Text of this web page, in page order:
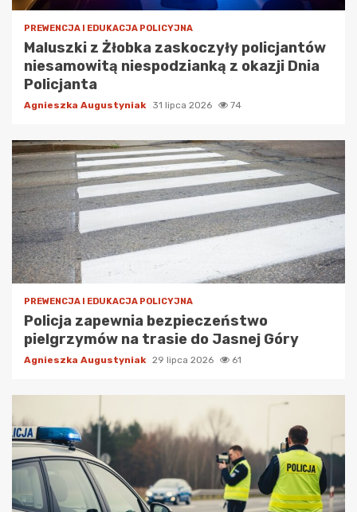
PREWENCJA I EDUKACJA POLICYJNA
Maluszki z Żłobka zaskoczyły policjantów
niesamowitą niespodzianką z okazji Dnia
Policjanta
Agnieszka Augustyniak 31 lipca 2026 74
PREWENCJA I EDUKACJA POLICYJNA
Policja zapewnia bezpieczeństwo
pielgrzymów na trasie do Jasnej Góry
Agnieszka Augustyniak 29 lipca 2026 61